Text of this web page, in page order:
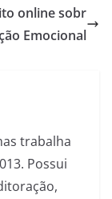
online sobr
Emocional
trabalha
Possui